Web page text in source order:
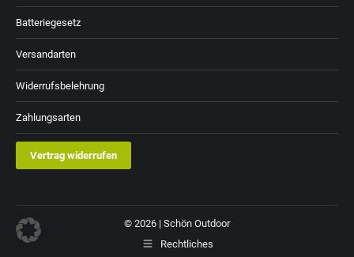
Batteriegesetz
Versandarten
Widerrufsbelehrung
Zahlungsarten
Vertrag widerrufen
© 2026 | Schön Outdoor
Rechtliches